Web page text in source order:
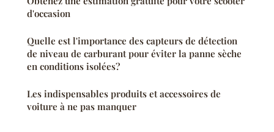
d'occasion
Quelle est l'importance des capteurs de détection
de niveau de carburant pour éviter la panne sèche
en conditions isolées?
Les indispensables produits et accessoires de
voiture à ne pas manquer